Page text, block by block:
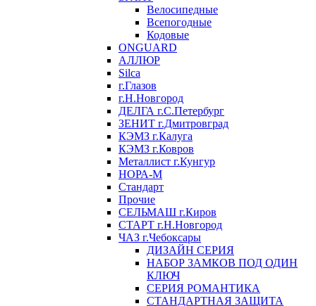
Велосипедные
Всепогодные
Кодовые
ONGUARD
АЛЛЮР
Silca
г.Глазов
г.Н.Новгород
ДЕЛГА г.С.Петербург
ЗЕНИТ г.Дмитровград
КЭМЗ г.Калуга
КЭМЗ г.Ковров
Металлист г.Кунгур
НОРА-М
Стандарт
Прочие
СЕЛЬМАШ г.Киров
СТАРТ г.Н.Новгород
ЧАЗ г.Чебоксары
ДИЗАЙН СЕРИЯ
НАБОР ЗАМКОВ ПОД ОДИН
КЛЮЧ
СЕРИЯ РОМАНТИКА
СТАНДАРТНАЯ ЗАЩИТА